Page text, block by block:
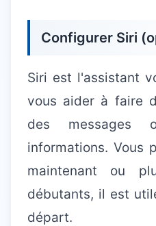
Configurer Siri
Siri est l'assistant
vous aider à faire
des messages
informations. Vous
maintenant ou
débutants, il est
départ.